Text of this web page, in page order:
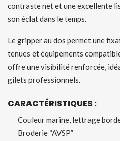
contraste net et une excellente
son éclat dans le temps.
Le gripper au dos permet une
tenues et équipements
offre une visibilité renforcée,
gilets professionnels.
CARACTÉRISTIQUES :
Couleur marine, lettrage
Broderie “AVSP”